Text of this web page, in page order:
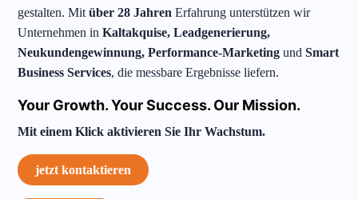
gestalten. Mitüber 28 Jahren Erfahrung unterstützen wir
Unternehmen inKaltakquise, Leadgenerierung,
Neukundengewinnung, Performance-Marketing undSmart
Business Services, die messbare Ergebnisse liefern.
Your Growth. Your Success. Our Mission.
Mit einem Klick aktivieren Sie Ihr Wachstum.
jetzt kontaktieren